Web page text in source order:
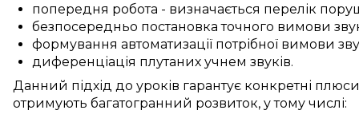
попередня робота - визначається перелік
безпосередньо постановкаточного вимови
формування автоматизації потрібної вимови
диференціація плутаних учнем звуків.
Данний підхід до уроків гарантує конкретні плюси
отримують багатогранний розвиток, у тому числі: